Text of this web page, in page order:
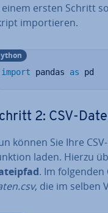
einem ersten Schritt
im­por­tie­ren.
import pandas as pd
2: CSV-
können Sie Ihre
laden. Hierzu
. Im
, die im selben